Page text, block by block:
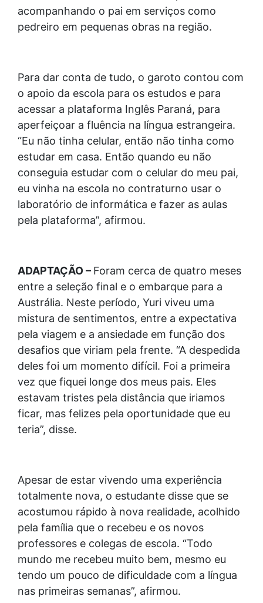
acompanhando o pai em serviços como
pedreiro em pequenas obras na região.
Para dar conta de tudo, o garoto contou com
o apoio da escola para os estudos e para
acessar a plataforma Inglês Paraná, para
aperfeiçoar a fluência na língua estrangeira.
“Eu não tinha celular, então não tinha como
estudar em casa. Então quando eu não
conseguia estudar com o celular do meu pai,
eu vinha na escola no contraturno usar o
laboratório de informática e fazer as aulas
pela plataforma”, afirmou.
ADAPTAÇÃO – Foram cerca de quatro meses
entre a seleção final e o embarque para a
Austrália. Neste período, Yuri viveu uma
mistura de sentimentos, entre a expectativa
pela viagem e a ansiedade em função dos
desafios que viriam pela frente. “A despedida
deles foi um momento difícil. Foi a primeira
vez que fiquei longe dos meus pais. Eles
estavam tristes pela distância que iriamos
ficar, mas felizes pela oportunidade que eu
teria”, disse.
Apesar de estar vivendo uma experiência
totalmente nova, o estudante disse que se
acostumou rápido à nova realidade, acolhido
pela família que o recebeu e os novos
professores e colegas de escola. “Todo
mundo me recebeu muito bem, mesmo eu
tendo um pouco de dificuldade com a língua
nas primeiras semanas”, afirmou.